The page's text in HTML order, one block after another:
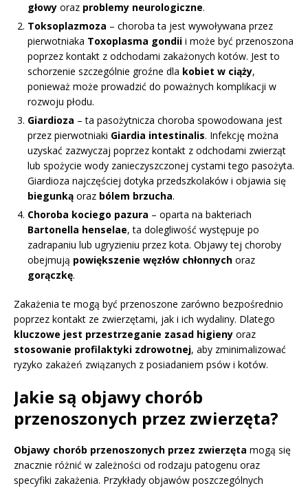
głowy oraz problemy neurologiczne.
Toksoplazmoza – choroba ta jest wywoływana przez
pierwotniaka Toxoplasma gondii i może być przenoszona
poprzez kontakt z odchodami zakażonych kotów. Jest to
schorzenie szczególnie groźne dla kobiet w ciąży,
ponieważ może prowadzić do poważnych komplikacji w
rozwoju płodu.
Giardioza – ta pasożytnicza choroba spowodowana jest
przez pierwotniaki Giardia intestinalis. Infekcję można
uzyskać zazwyczaj poprzez kontakt z odchodami zwierząt
lub spożycie wody zanieczyszczonej cystami tego pasożyta.
Giardioza najczęściej dotyka przedszkolaków i objawia się
biegunką oraz bólem brzucha.
Choroba kociego pazura – oparta na bakteriach
Bartonella henselae, ta dolegliwość występuje po
zadrapaniu lub ugryzieniu przez kota. Objawy tej choroby
obejmują powiększenie węzłów chłonnych oraz
gorączkę.
Zakażenia te mogą być przenoszone zarówno bezpośrednio
poprzez kontakt ze zwierzętami, jak i ich wydaliny. Dlatego
kluczowe jest przestrzeganie zasad higieny oraz
stosowanie profilaktyki zdrowotnej, aby zminimalizować
ryzyko zakażeń związanych z posiadaniem psów i kotów.
Jakie są objawy chorób
przenoszonych przez zwierzęta?
Objawy chorób przenoszonych przez zwierzęta mogą się
znacznie różnić w zależności od rodzaju patogenu oraz
specyfiki zakażenia. Przykłady objawów poszczególnych